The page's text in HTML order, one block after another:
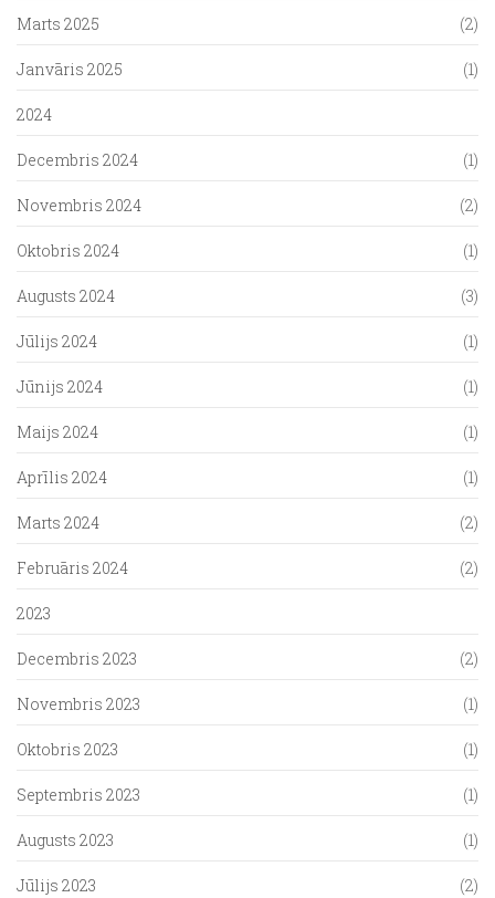
Marts 2025 (2)
Janvāris 2025 (1)
2024
Decembris 2024 (1)
Novembris 2024 (2)
Oktobris 2024 (1)
Augusts 2024 (3)
Jūlijs 2024 (1)
Jūnijs 2024 (1)
Maijs 2024 (1)
Aprīlis 2024 (1)
Marts 2024 (2)
Februāris 2024 (2)
2023
Decembris 2023 (2)
Novembris 2023 (1)
Oktobris 2023 (1)
Septembris 2023 (1)
Augusts 2023 (1)
Jūlijs 2023 (2)